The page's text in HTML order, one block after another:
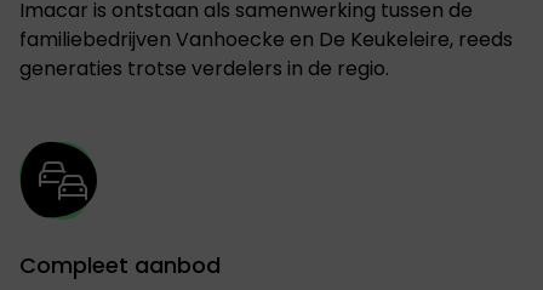
Imacar is ontstaan als samenwerking tussen de
familiebedrijven Vanhoecke en De Keukeleire, reeds
generaties trotse verdelers in de regio.
Compleet aanbod